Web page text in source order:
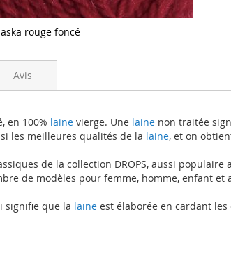
rouge foncé
en 100% laine vierge. Une laine non traitée
les meilleures qualités de la laine, et on
de la collection DROPS, aussi
de modèles pour femme, homme, enfant et
signifie que la laine est élaborée en cardant
Avis